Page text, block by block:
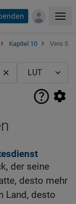
Kapitel 10
Vers 5
der seine
desto mehr
Land, desto